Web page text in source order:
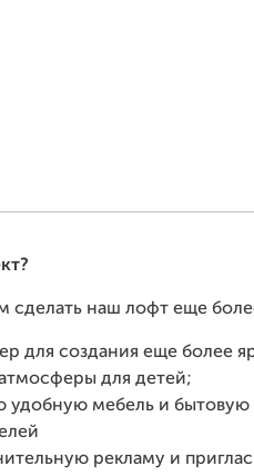
сделать наш лофт еще
для создания еще более
для детей;
удобную мебель и бытовую
рекламу и